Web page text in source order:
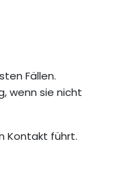
Fällen.
wenn sie nicht
Kontakt führt.